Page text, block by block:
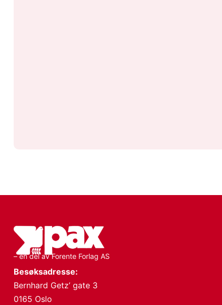
– en del av Forente Forlag AS
Besøksadresse:
Bernhard Getz’ gate 3
0165 Oslo